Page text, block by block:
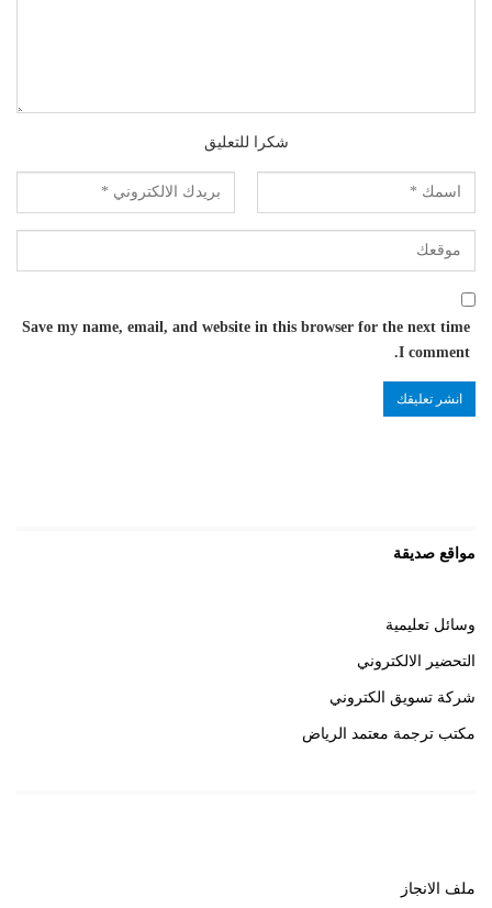
شكرا للتعليق
Save my name, email, and website in this browser for the next time
I comment.
مواقع صديقة
وسائل تعليمية
التحضير الالكتروني
شركة تسويق الكتروني
مكتب ترجمة معتمد الرياض
ملف الانجاز